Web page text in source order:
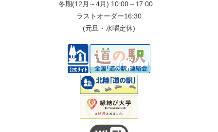
冬期(12月～4月) 10:00～17:00
ラストオーダー16:30
(元旦・水曜定休)